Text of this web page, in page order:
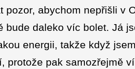
abychom nepřišli v
bude daleko víc bolet. Já
energii, takže když
protože pak samozřejmě